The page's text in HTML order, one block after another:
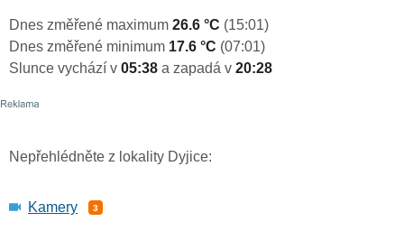
Dnes změřené maximum 26.6 °C (15:01)
Dnes změřené minimum 17.6 °C (07:01)
Slunce vychází v 05:38 a zapadá v 20:28
Nepřehlédněte z lokality Dyjice:
Kamery 3